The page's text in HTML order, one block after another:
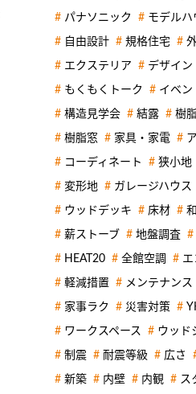
パナソニック モデルハ
自由設計 規格住宅
エクステリア デザイン
もくもくトーク イベン
構造見学会 結露 樹
樹脂窓 家具・家電
コーディネート 狭小地
変形地 ガレージハウス
ウッドデッキ 床材
薪ストーブ 地盤調査
HEAT20 全館空調 エ
軽減措置 メンテナンス
家事ラク 災害対策
ワークスペース ウッド
制震 耐震等級 広さ
新築 内壁 内観 ス